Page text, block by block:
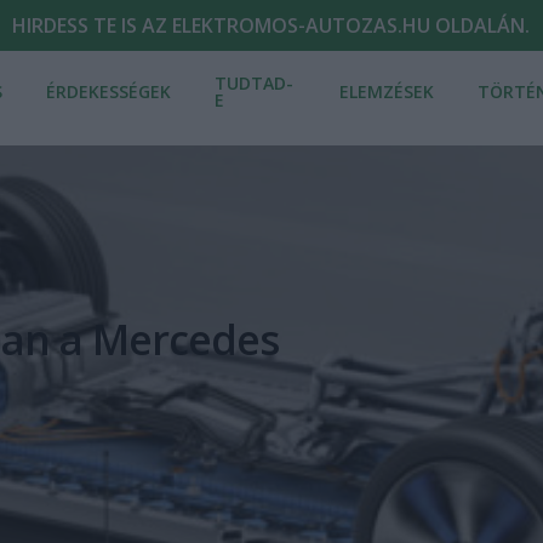
HIRDESS TE IS AZ ELEKTROMOS-AUTOZAS.HU OLDALÁN.
ÉRDEKESSÉGEK TUDTAD-
E ELEMZÉSEK
a Mercedes